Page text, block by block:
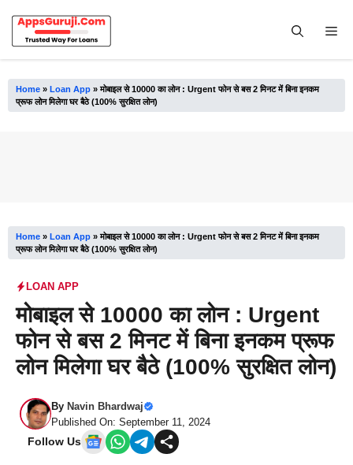
content
Home » Loan App »मोबाइल से 10000 का लोन : Urgent फोन से बस 2 मिनट में बिना इनकम
प्रूफ लोन मिलेगा घर बैठे (100% सुरक्षित लोन)
Home » Loan App »मोबाइल से 10000 का लोन : Urgent फोन से बस 2 मिनट में बिना इनकम
प्रूफ लोन मिलेगा घर बैठे (100% सुरक्षित लोन)
LOAN APP
मोबाइल से 10000 का लोन : Urgent
फोन से बस 2 मिनट में बिना इनकम प्रूफ
लोन मिलेगा घर बैठे (100% सुरक्षित लोन)
By Navin Bhardwaj
Published On: September 11, 2024
Follow Us